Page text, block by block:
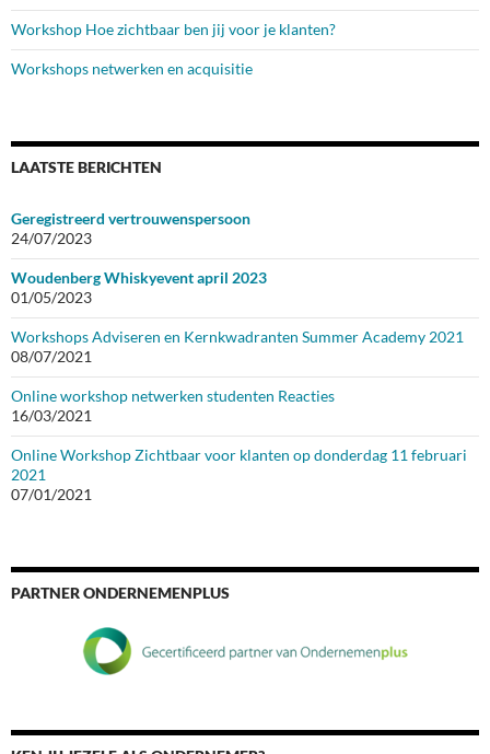
Workshop Hoe zichtbaar ben jij voor je klanten?
Workshops netwerken en acquisitie
LAATSTE BERICHTEN
Geregistreerd vertrouwenspersoon
24/07/2023
Woudenberg Whiskyevent april 2023
01/05/2023
Workshops Adviseren en Kernkwadranten Summer Academy 2021
08/07/2021
Online workshop netwerken studenten Reacties
16/03/2021
Online Workshop Zichtbaar voor klanten op donderdag 11 februari
2021
07/01/2021
PARTNER ONDERNEMENPLUS